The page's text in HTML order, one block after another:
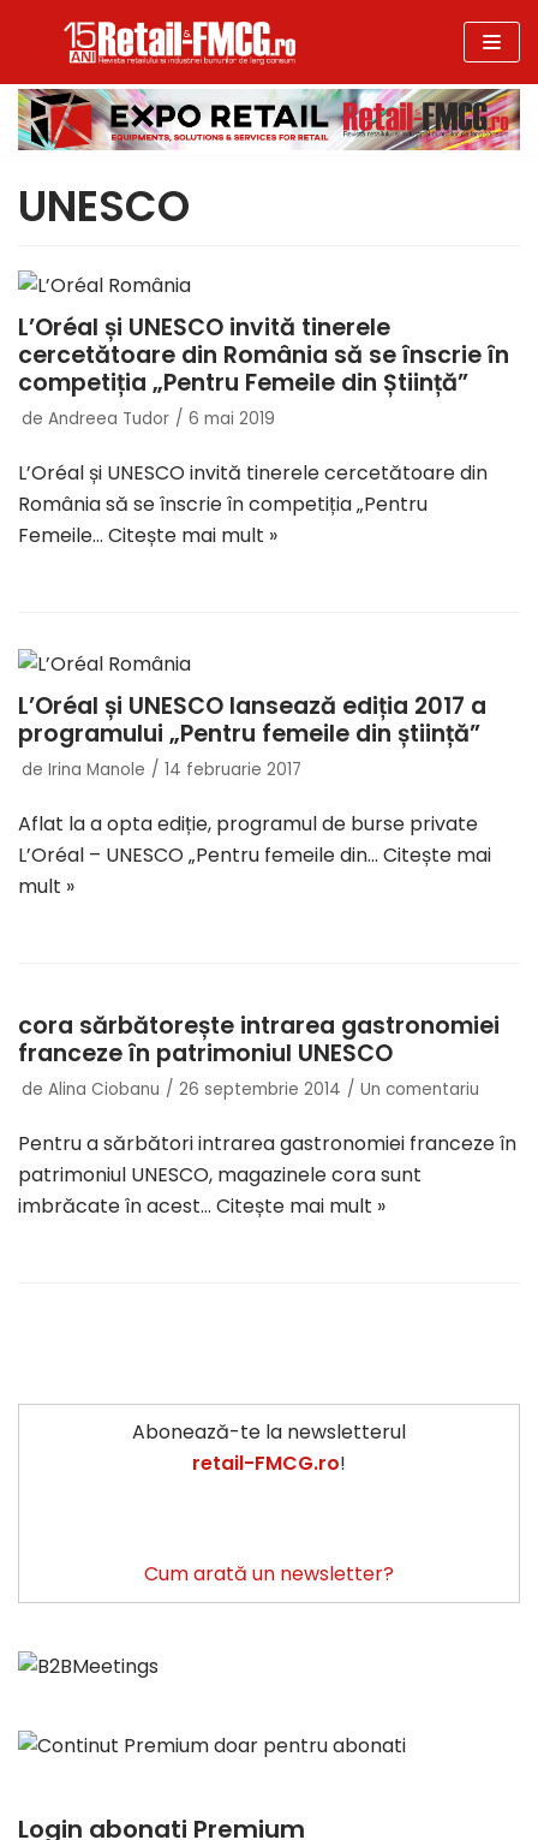
la
conținut
UNESCO
L’Oréal și UNESCO invită tinerele
cercetătoare din România să se înscrie în
competiția „Pentru Femeile din Știință”
de Andreea Tudor 6 mai 2019
L’Oréal și UNESCO invită tinerele cercetătoare din
România să se înscrie în competiția „Pentru
Femeile… Citește mai mult »
L’Oréal și UNESCO lansează ediția 2017 a
programului „Pentru femeile din știință”
de Irina Manole 14 februarie 2017
Aflat la a opta ediție, programul de burse private
L’Oréal – UNESCO „Pentru femeile din… Citește mai
mult »
cora sărbătorește intrarea gastronomiei
franceze în patrimoniul UNESCO
de Alina Ciobanu 26 septembrie 2014 Un comentariu
Pentru a sărbători intrarea gastronomiei franceze în
patrimoniul UNESCO, magazinele cora sunt
imbrăcate în acest… Citește mai mult »
Abonează-te la newsletterul
retail-FMCG.ro!
Cum arată un newsletter?
Login abonati Premium